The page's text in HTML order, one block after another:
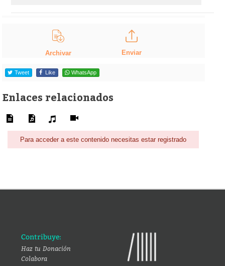
Archivar Enviar
Tweet Like WhatsApp
Enlaces relacionados
Para acceder a este contenido necesitas estar registrado
Contribuye:
Haz tu Donación
Colabora